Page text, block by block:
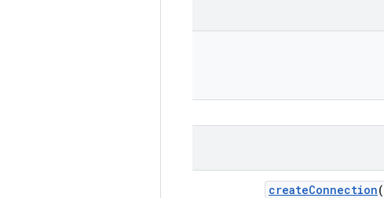
createConnection(